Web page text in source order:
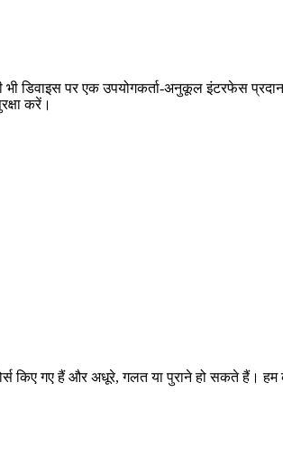
डिवाइस पर एक उपयोगकर्ता-अनुकूल इंटरफेस
करें।
किए गए हैं और अधूरे, गलत या पुराने हो सकते हैं। हम